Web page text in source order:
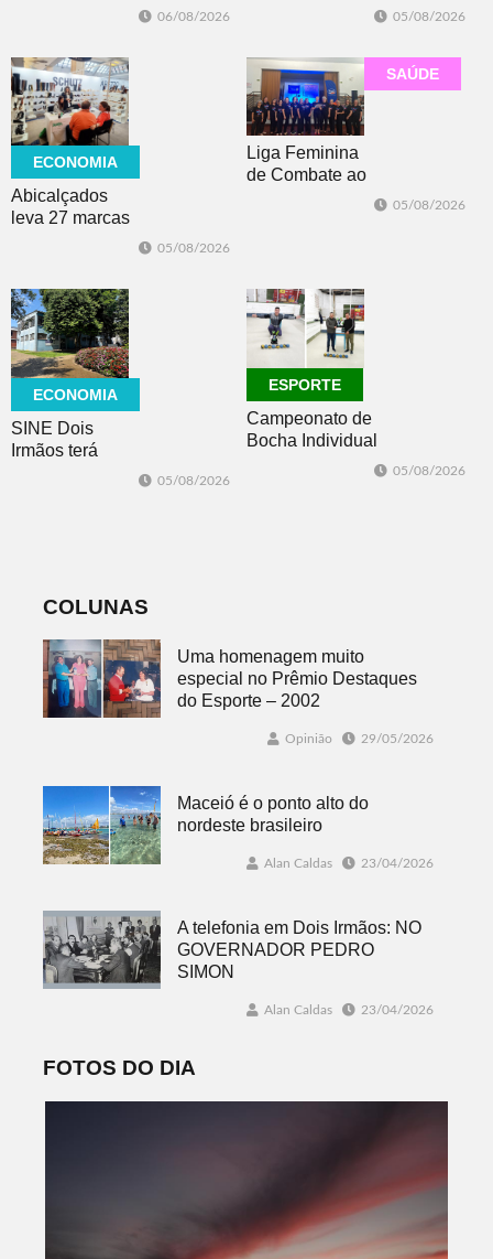
06/08/2026
fenômeno será
visível
05/08/2026
ECONOMIA
Abicalçados
leva 27 marcas
05/08/2026
SAÚDE
Liga Feminina
de Combate ao
05/08/2026
ECONOMIA
SINE Dois
Irmãos terá
05/08/2026
ESPORTE
Campeonato de
Bocha Individual
05/08/2026
COLUNAS
Uma homenagem muito
especial no Prêmio Destaques
do Esporte – 2002
Opinião 29/05/2026
Maceió é o ponto alto do
nordeste brasileiro
Alan Caldas 23/04/2026
A telefonia em Dois Irmãos: NO
GOVERNADOR PEDRO
SIMON
Alan Caldas 23/04/2026
FOTOS DO DIA